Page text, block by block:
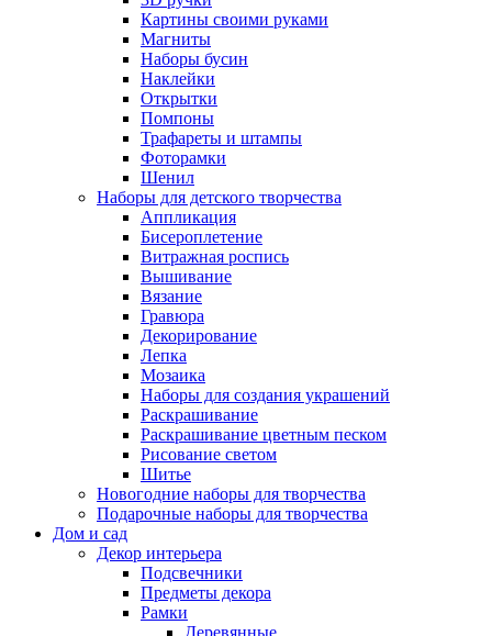
Картины своими руками
Магниты
Наборы бусин
Наклейки
Открытки
Помпоны
Трафареты и штампы
Фоторамки
Шенил
Наборы для детского творчества
Аппликация
Бисероплетение
Витражная роспись
Вышивание
Вязание
Гравюра
Декорирование
Лепка
Мозаика
Наборы для создания украшений
Раскрашивание
Раскрашивание цветным песком
Рисование светом
Шитье
Новогодние наборы для творчества
Подарочные наборы для творчества
Дом и сад
Декор интерьера
Подсвечники
Предметы декора
Рамки
Деревянные